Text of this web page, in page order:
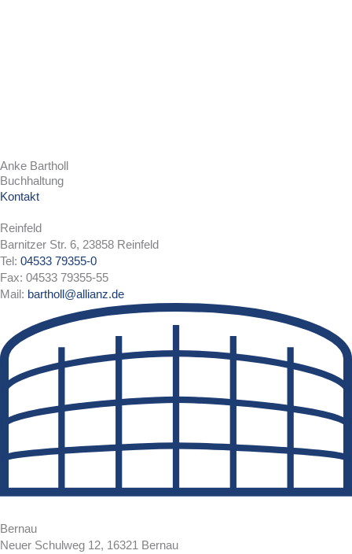
Anke Bartholl
Buchhaltung
Kontakt
Reinfeld
Barnitzer Str. 6, 23858 Reinfeld
Tel: 04533 79355-0
Fax: 04533 79355-55
Mail: bartholl@allianz.de
Bernau
Neuer Schulweg 12, 16321 Bernau